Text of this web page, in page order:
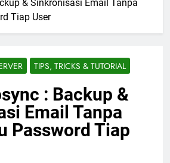
& Sinkronisasi Email Tanpa
TIPS, TRICKS & TUTORIAL
: Backup &
Email Tanpa
Password Tiap